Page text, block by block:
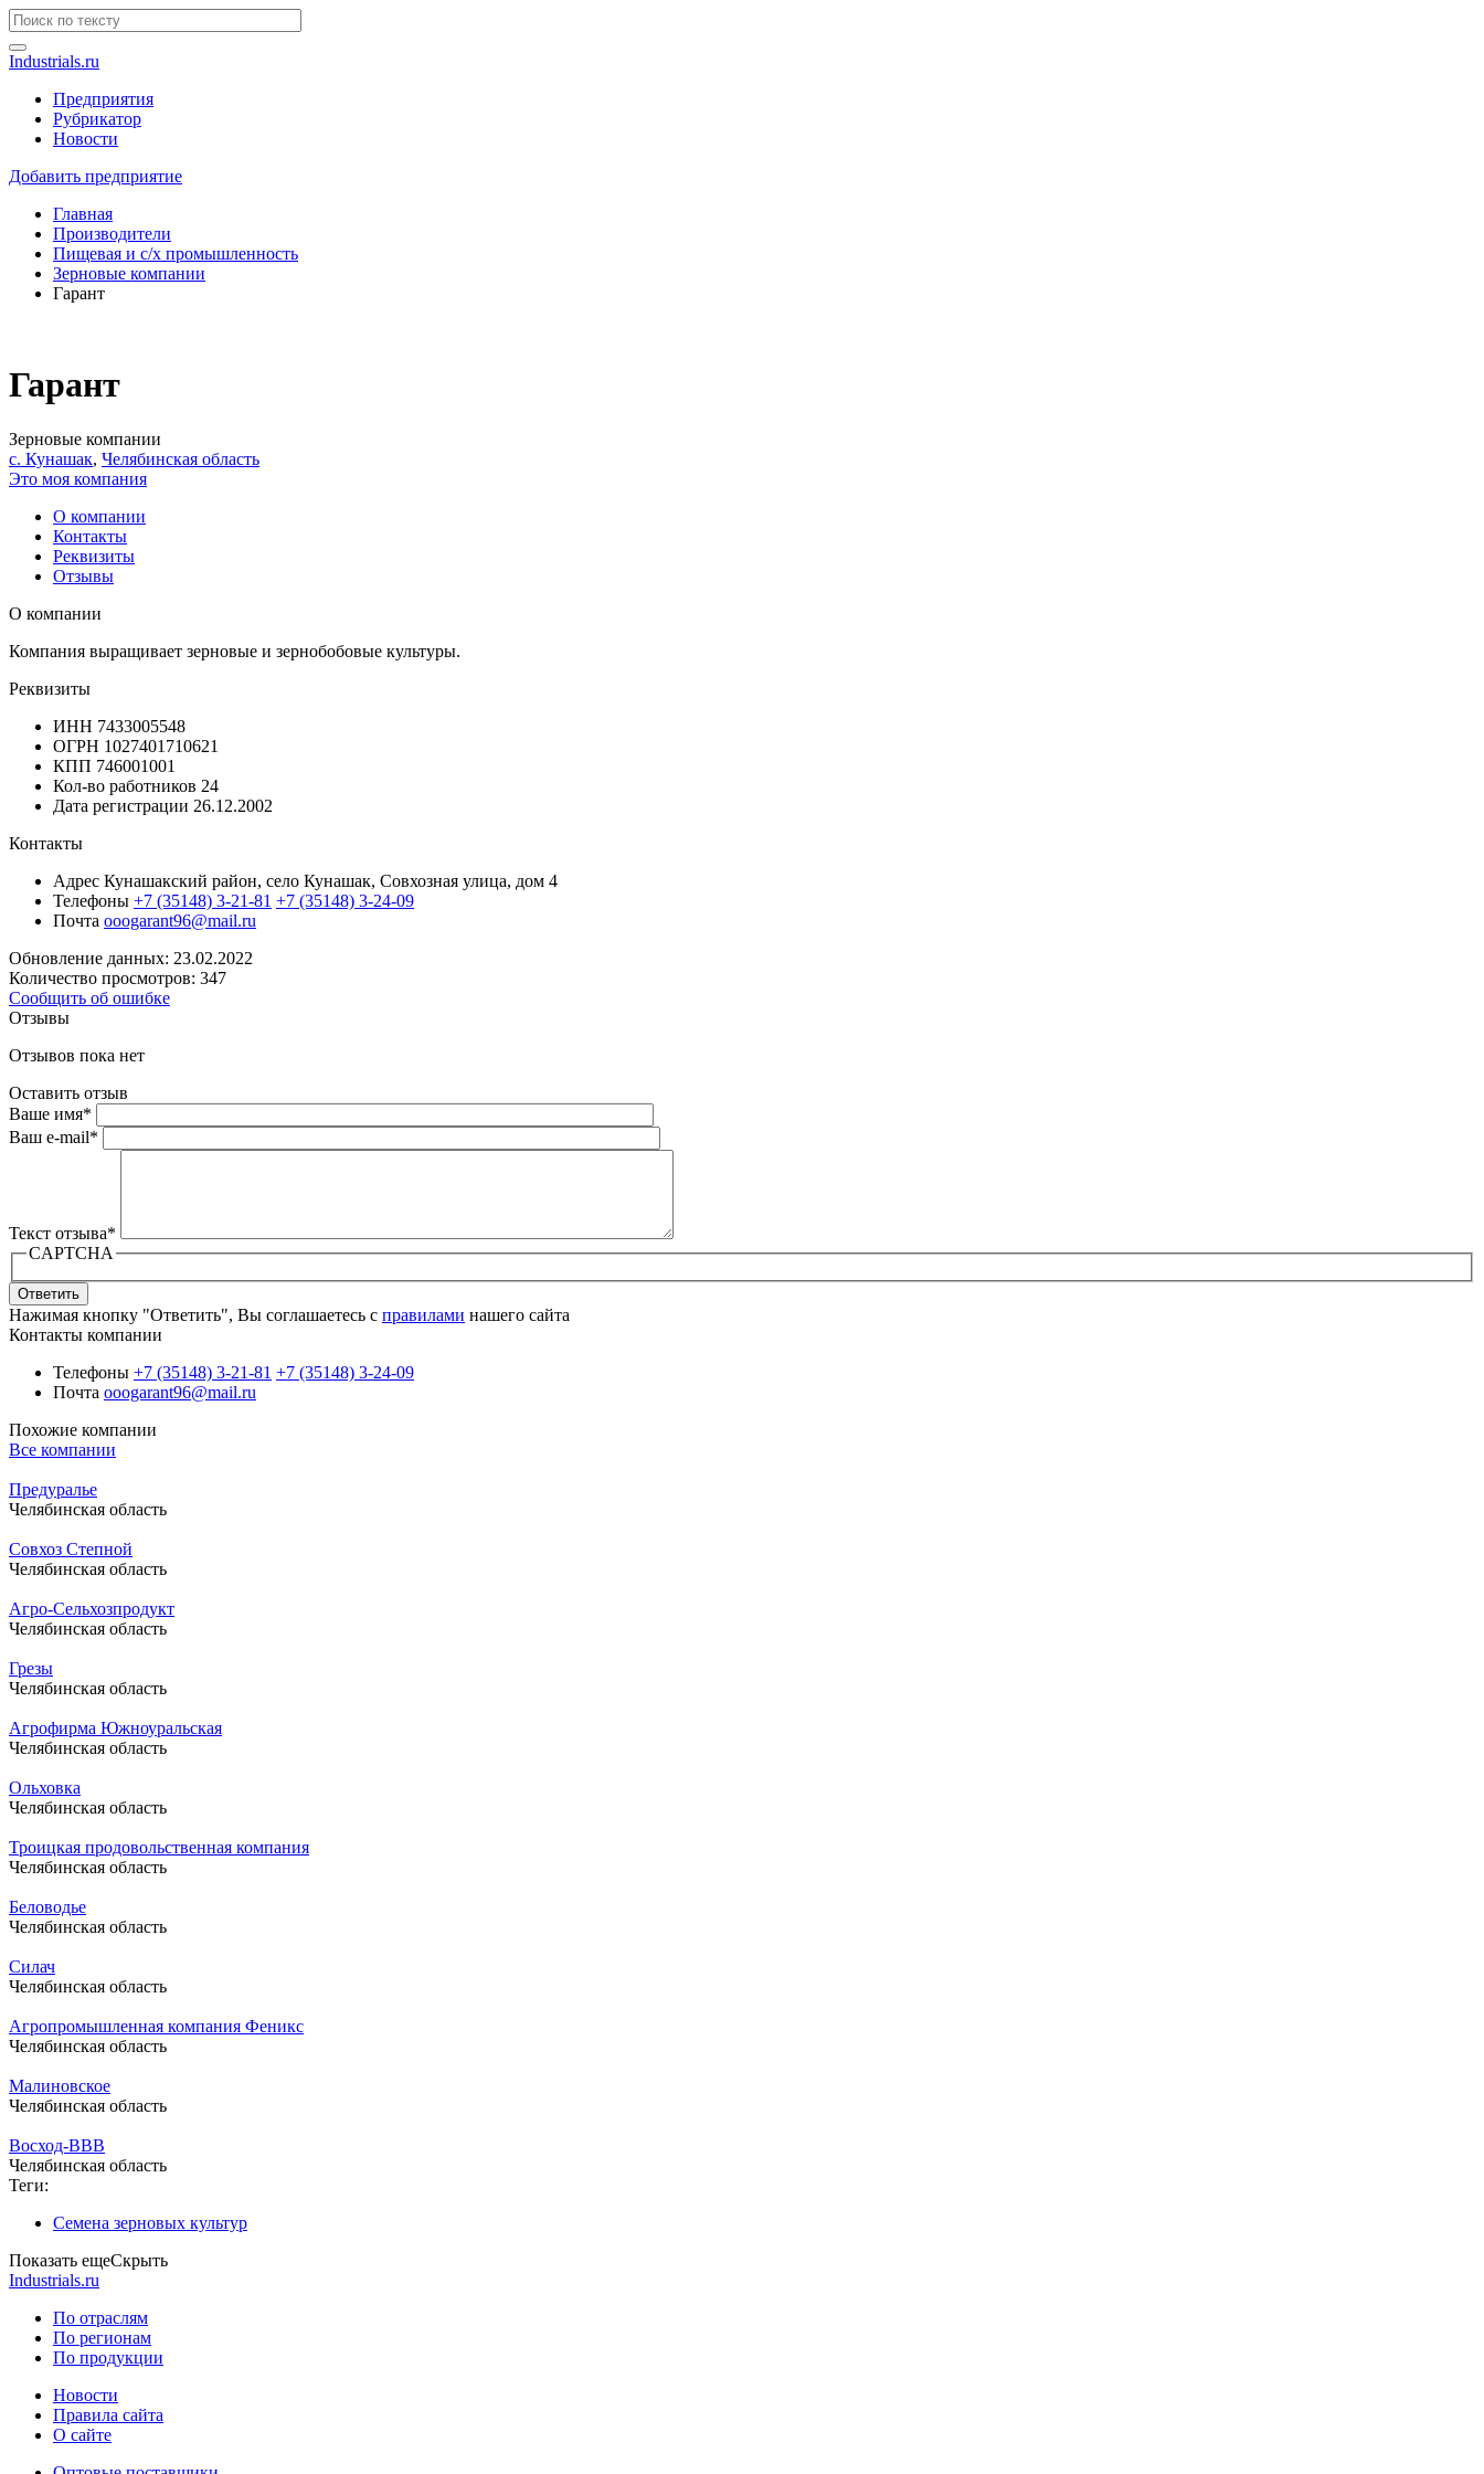
Industrials.ru
Предприятия
Рубрикатор
Новости
Добавить предприятие
Главная
Производители
Пищевая и с/х промышленность
Зерновые компании
Гарант
Гарант
Зерновые компании
с. Кунашак, Челябинская область
Это моя компания
О компании
Контакты
Реквизиты
Отзывы
О компании
Компания выращивает зерновые и зернобобовые культуры.
Реквизиты
ИНН 7433005548
ОГРН 1027401710621
КПП 746001001
Кол-во работников 24
Дата регистрации 26.12.2002
Контакты
Адрес Кунашакский район, село Кунашак, Совхозная улица, дом 4
Телефоны +7 (35148) 3-21-81 +7 (35148) 3-24-09
Почта ooogarant96@mail.ru
Обновление данных: 23.02.2022
Количество просмотров: 347
Сообщить об ошибке
Отзывы
Отзывов пока нет
Оставить отзыв
Ваше имя*
Ваш e-mail*
Текст отзыва*
CAPTCHA
Ответить
Нажимая кнопку "Ответить", Вы соглашаетесь с правилами нашего сайта
Контакты компании
Телефоны +7 (35148) 3-21-81 +7 (35148) 3-24-09
Почта ooogarant96@mail.ru
Похожие компании
Все компании
Предуралье
Челябинская область
Совхоз Степной
Челябинская область
Агро-Сельхозпродукт
Челябинская область
Грезы
Челябинская область
Агрофирма Южноуральская
Челябинская область
Ольховка
Челябинская область
Троицкая продовольственная компания
Челябинская область
Беловодье
Челябинская область
Силач
Челябинская область
Агропромышленная компания Феникс
Челябинская область
Малиновское
Челябинская область
Восход-ВВВ
Челябинская область
Теги:
Семена зерновых культур
Показать ещеСкрыть
Industrials.ru
По отраслям
По регионам
По продукции
Новости
Правила сайта
О сайте